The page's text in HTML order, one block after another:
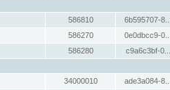
586810 6b595707-8...
586270 0e0dbcc9-0...
586280 c9a6c3bf-0...
34000010 ade3a084-8...